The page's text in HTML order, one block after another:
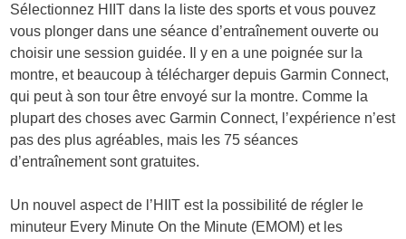
Sélectionnez HIIT dans la liste des sports et vous pouvez
vous plonger dans une séance d’entraînement ouverte ou
choisir une session guidée. Il y en a une poignée sur la
montre, et beaucoup à télécharger depuis Garmin Connect,
qui peut à son tour être envoyé sur la montre. Comme la
plupart des choses avec Garmin Connect, l’expérience n’est
pas des plus agréables, mais les 75 séances
d’entraînement sont gratuites.
Un nouvel aspect de l’HIIT est la possibilité de régler le
minuteur Every Minute On the Minute (EMOM) et les